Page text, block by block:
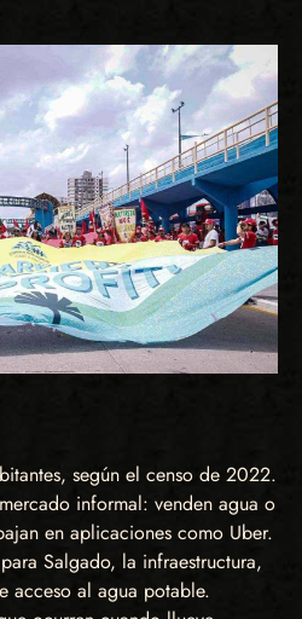
según el censo de 2022.
informal: venden agua o
en aplicaciones como Uber.
Salgado, la infraestructura,
acceso al agua potable.